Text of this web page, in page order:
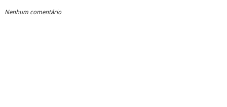
Nenhum comentário